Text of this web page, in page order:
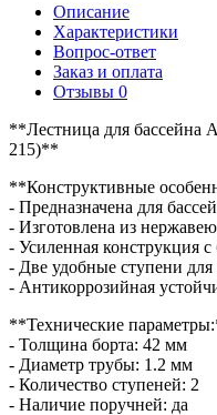
Описание
Характеристики
Вопрос-ответ
Заказ и оплата
Отзывы 0
**Лестница для бассейна
215)**
**Конструктивные
- Предназначена для
- Изготовлена из
- Усиленная конструкция
- Две удобные ступени
- Антикоррозийная
**Технические
- Толщина борта: 42 мм
- Диаметр трубы: 1.2 мм
- Количество ступеней: 2
- Наличие поручней: да